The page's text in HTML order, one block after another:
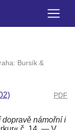
Bursík &
PDF
dopravě námořní i